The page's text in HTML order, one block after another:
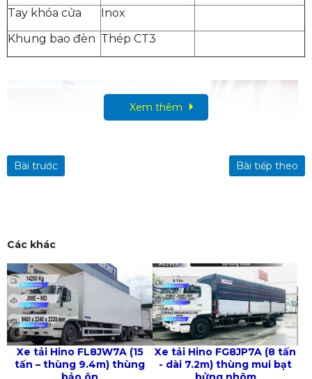
Tay khóa cửa
Inox
Khung bao đèn Thép CT3
Xem thêm
Xem thêm
Bài trước Bài tiếp theo
Các khác
Xe tải Hino FL8JW7A (15
tấn – thùng 9.4m) thùng
Xe tải Hino FG8JP7A (8 tấn
- dài 7.2m) thùng mui bạt